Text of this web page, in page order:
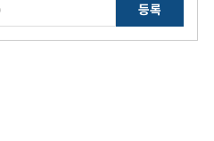
등록